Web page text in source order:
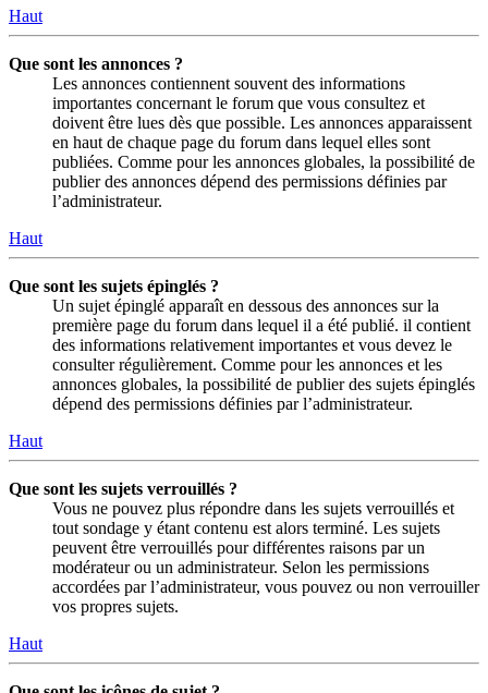
Haut
Que sont les annonces ?
Les annonces contiennent souvent des informations
importantes concernant le forum que vous consultez et
doivent être lues dès que possible. Les annonces apparaissent
en haut de chaque page du forum dans lequel elles sont
publiées. Comme pour les annonces globales, la possibilité de
publier des annonces dépend des permissions définies par
l’administrateur.
Haut
Que sont les sujets épinglés ?
Un sujet épinglé apparaît en dessous des annonces sur la
première page du forum dans lequel il a été publié. il contient
des informations relativement importantes et vous devez le
consulter régulièrement. Comme pour les annonces et les
annonces globales, la possibilité de publier des sujets épinglés
dépend des permissions définies par l’administrateur.
Haut
Que sont les sujets verrouillés ?
Vous ne pouvez plus répondre dans les sujets verrouillés et
tout sondage y étant contenu est alors terminé. Les sujets
peuvent être verrouillés pour différentes raisons par un
modérateur ou un administrateur. Selon les permissions
accordées par l’administrateur, vous pouvez ou non verrouiller
vos propres sujets.
Haut